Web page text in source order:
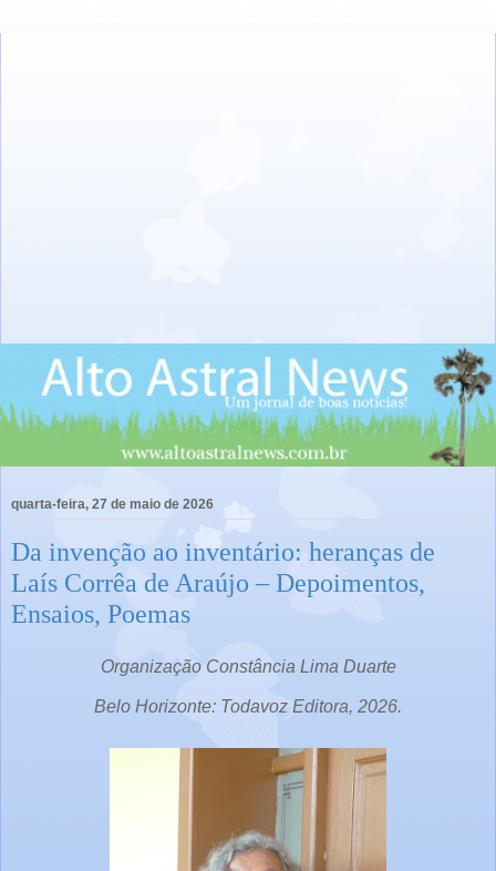
quarta-feira, 27 de maio de 2026
Da invenção ao inventário: heranças de
Laís Corrêa de Araújo – Depoimentos,
Ensaios, Poemas
Organização Constância Lima Duarte
Belo Horizonte: Todavoz Editora, 2026.